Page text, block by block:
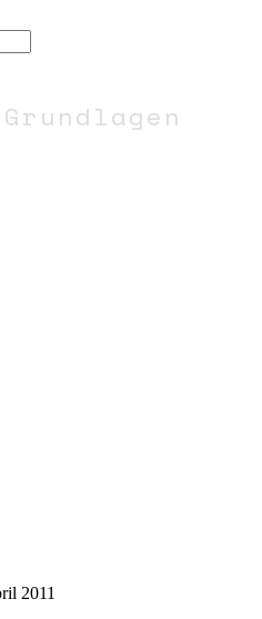
2011